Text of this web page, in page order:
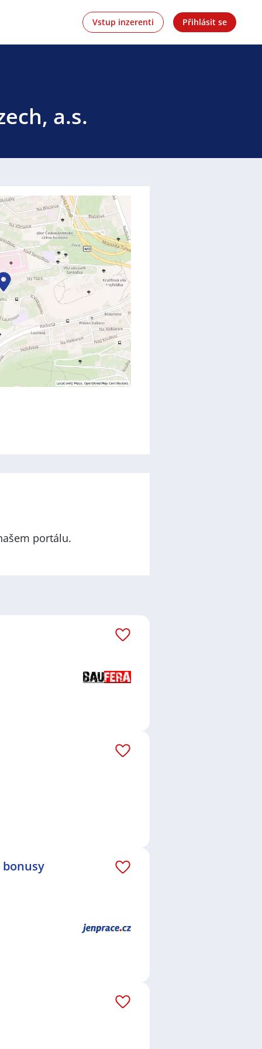
Vstup inzerenti Přihlásit se
a.s.
portálu.